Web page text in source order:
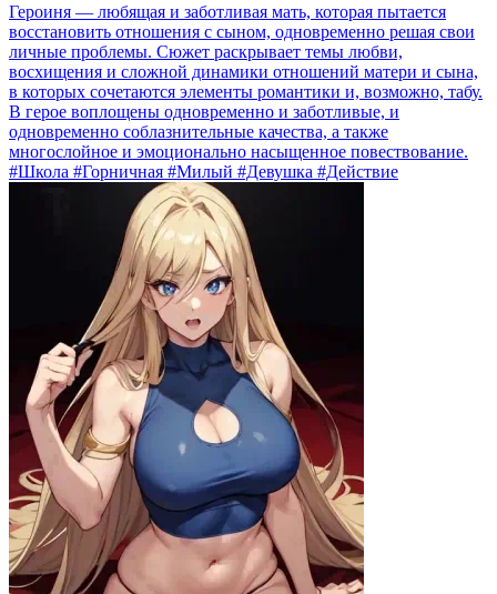
Героиня — любящая и заботливая мать, которая пытается
восстановить отношения с сыном, одновременно решая свои
личные проблемы. Сюжет раскрывает темы любви,
восхищения и сложной динамики отношений матери и сына,
в которых сочетаются элементы романтики и, возможно, табу.
В герое воплощены одновременно и заботливые, и
одновременно соблазнительные качества, а также
многослойное и эмоционально насыщенное повествование.
#Школа #Горничная #Милый #Девушка #Действие